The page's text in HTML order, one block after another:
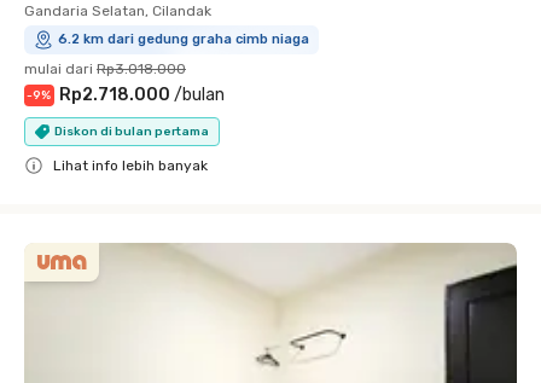
Gandaria Selatan, Cilandak
6.2 km dari gedung graha cimb niaga
mulai dari Rp3.018.000
-9% Rp2.718.000 /bulan
Diskon di bulan pertama
Lihat info lebih banyak